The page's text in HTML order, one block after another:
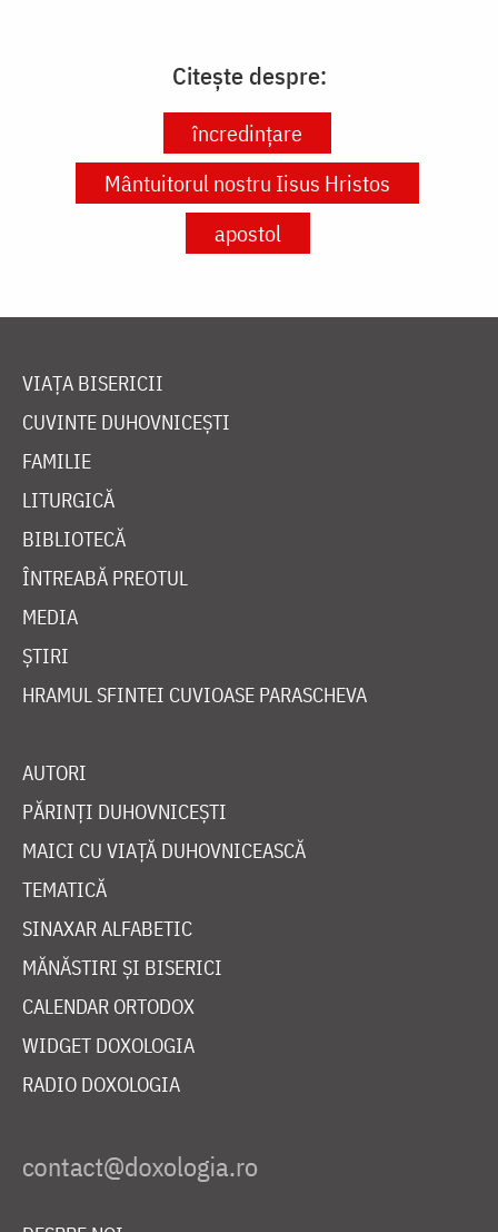
Citește despre:
încredințare
Mântuitorul nostru Iisus Hristos
apostol
VIAȚA BISERICII
CUVINTE DUHOVNICEȘTI
FAMILIE
LITURGICĂ
BIBLIOTECĂ
ÎNTREABĂ PREOTUL
MEDIA
ȘTIRI
HRAMUL SFINTEI CUVIOASE PARASCHEVA
AUTORI
PĂRINȚI DUHOVNICEȘTI
MAICI CU VIAȚĂ DUHOVNICEASCĂ
TEMATICĂ
SINAXAR ALFABETIC
MĂNĂSTIRI ȘI BISERICI
CALENDAR ORTODOX
WIDGET DOXOLOGIA
RADIO DOXOLOGIA